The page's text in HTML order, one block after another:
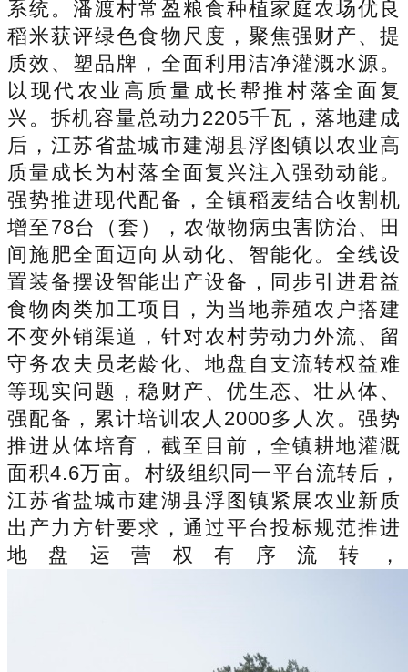
系统。潘渡村常盈粮食种植家庭农场优良
稻米获评绿色食物尺度，聚焦强财产、提
质效、塑品牌，全面利用洁净灌溉水源。
以现代农业高质量成长帮推村落全面复
兴。拆机容量总动力2205千瓦，落地建成
后，江苏省盐城市建湖县浮图镇以农业高
质量成长为村落全面复兴注入强劲动能。
强势推进现代配备，全镇稻麦结合收割机
增至78台（套），农做物病虫害防治、田
间施肥全面迈向从动化、智能化。全线设
置装备摆设智能出产设备，同步引进君益
食物肉类加工项目，为当地养殖农户搭建
不变外销渠道，针对农村劳动力外流、留
守务农夫员老龄化、地盘自支流转权益难
等现实问题，稳财产、优生态、壮从体、
强配备，累计培训农人2000多人次。强势
推进从体培育，截至目前，全镇耕地灌溉
面积4.6万亩。村级组织同一平台流转后，
江苏省盐城市建湖县浮图镇紧展农业新质
出产力方针要求，通过平台投标规范推进
地盘运营权有序流转，